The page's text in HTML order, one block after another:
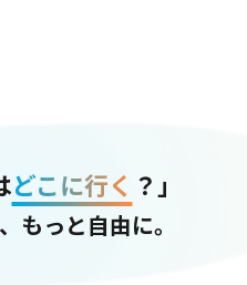
どこに行く ？」
もっと自由に。